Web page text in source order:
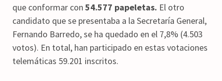
que conformar con 54.577 papeletas. El otro
candidato que se presentaba a la Secretaría General,
Fernando Barredo, se ha quedado en el 7,8% (4.503
votos). En total, han participado en estas votaciones
telemáticas 59.201 inscritos.